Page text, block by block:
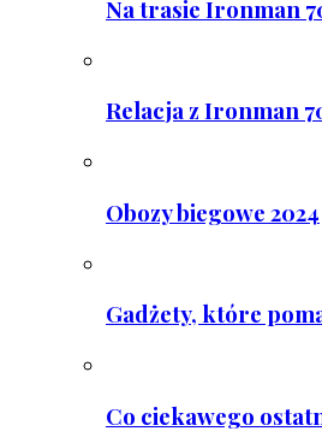
Na trasie Ironman
Relacja z Ironman
Obozy biegowe 2024
Gadżety, które
Co ciekawego